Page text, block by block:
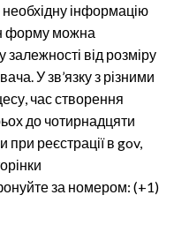
інформацію
форму можна
від розміру
У зв’язку з різними
час створення
до чотирнадцяти
реєстрації в gov,
за номером: (+1)